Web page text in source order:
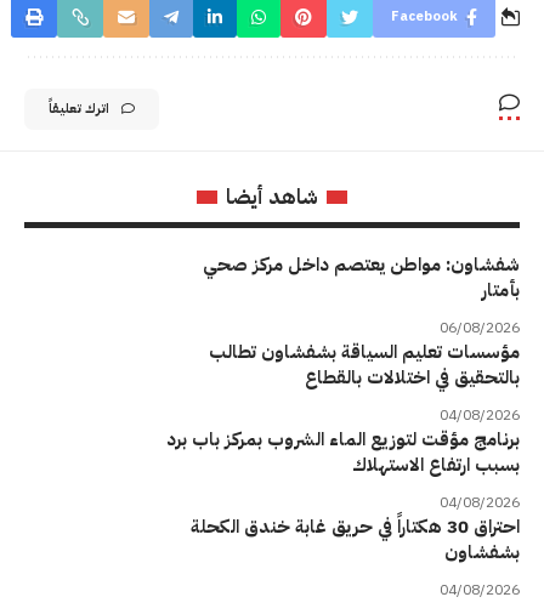
Facebook
اترك تعليقاً
شاهد أيضا
شفشاون: مواطن يعتصم داخل مركز صحي
بأمتار
06/08/2026
مؤسسات تعليم السياقة بشفشاون تطالب
بالتحقيق في اختلالات بالقطاع
04/08/2026
برنامج مؤقت لتوزيع الماء الشروب بمركز باب برد
بسبب ارتفاع الاستهلاك
04/08/2026
احتراق 30 هكتاراً في حريق غابة خندق الكحلة
بشفشاون
04/08/2026